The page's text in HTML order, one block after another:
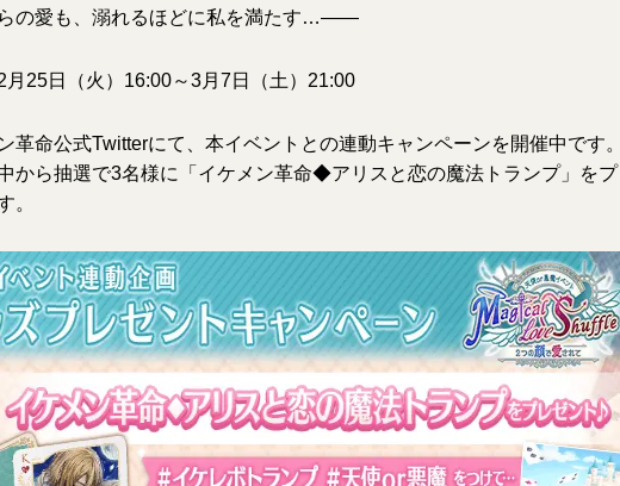
の愛も、溺れるほどに私を満たす…――
月25日（火）16:00～3月7日（土）21:00
革命公式Twitterにて、本イベントとの連動キャンペーンを開催中です。
から抽選で3名様に「イケメン革命◆アリスと恋の魔法トランプ」をプ
。